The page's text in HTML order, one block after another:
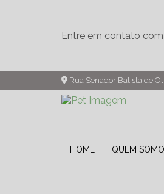
Entre em contato
Rua Senador Batista de
HOME QUEM